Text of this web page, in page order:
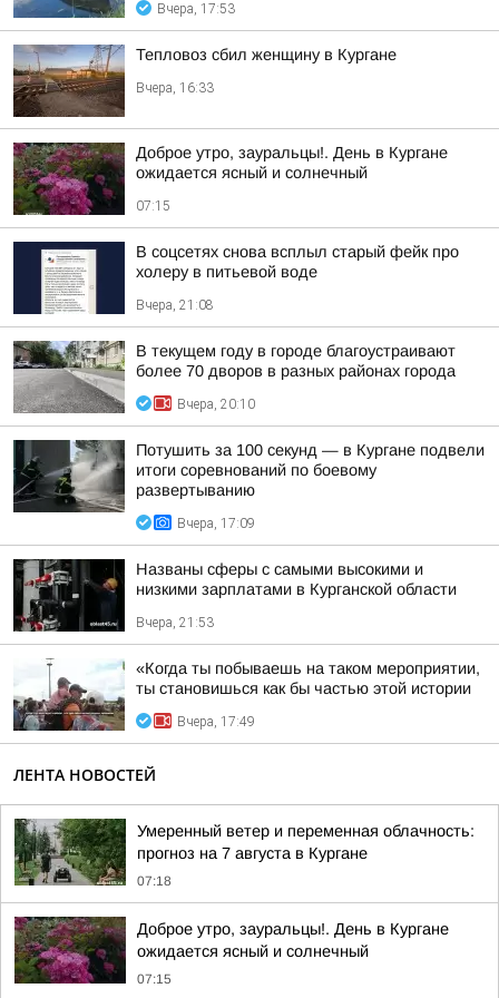
Вчера, 17:53
Тепловоз сбил женщину в Кургане
Вчера, 16:33
Доброе утро, зауральцы!. День в Кургане
ожидается ясный и солнечный
07:15
В соцсетях снова всплыл старый фейк про
холеру в питьевой воде
Вчера, 21:08
В текущем году в городе благоустраивают
более 70 дворов в разных районах города
Вчера, 20:10
Потушить за 100 секунд — в Кургане подвели
итоги соревнований по боевому
развертыванию
Вчера, 17:09
Названы сферы с самыми высокими и
низкими зарплатами в Курганской области
Вчера, 21:53
«Когда ты побываешь на таком мероприятии,
ты становишься как бы частью этой истории
Вчера, 17:49
ЛЕНТА НОВОСТЕЙ
Умеренный ветер и переменная облачность:
прогноз на 7 августа в Кургане
07:18
Доброе утро, зауральцы!. День в Кургане
ожидается ясный и солнечный
07:15